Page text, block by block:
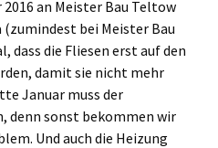
an Meister Bau Teltow
(zumindest bei Meister Bau
dass die Fliesen erst auf den
damit sie nicht mehr
Januar muss der
denn sonst bekommen wir
Und auch die Heizung